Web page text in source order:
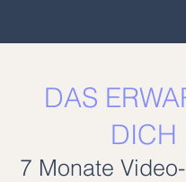
DAS
DICH
7 Monate